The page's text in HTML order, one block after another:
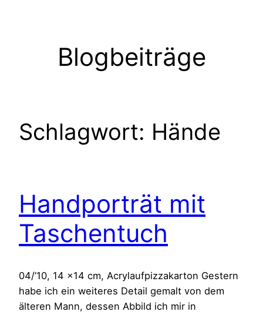
Blogbeiträge
Schlagwort: Hände
Handporträt mit
Taschentuch
04/’10, 14 x14 cm, Acrylaufpizzakarton Gestern
habe ich ein weiteres Detail gemalt von dem
älteren Mann, dessen Abbild ich mir in